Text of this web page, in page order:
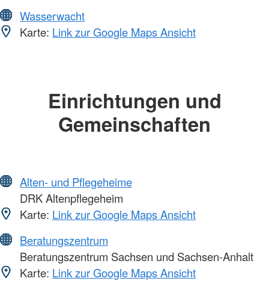
Wasserwacht
Karte: Link zur Google Maps Ansicht
Einrichtungen und
Gemeinschaften
Alten- und Pflegeheime
DRK Altenpflegeheim
Karte: Link zur Google Maps Ansicht
Beratungszentrum
Beratungszentrum Sachsen und Sachsen-Anhalt
Karte: Link zur Google Maps Ansicht